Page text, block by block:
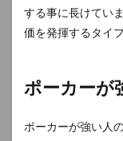
する事に長けてい
価を発揮するタイプ
ポーカーが
ポーカーが強い人